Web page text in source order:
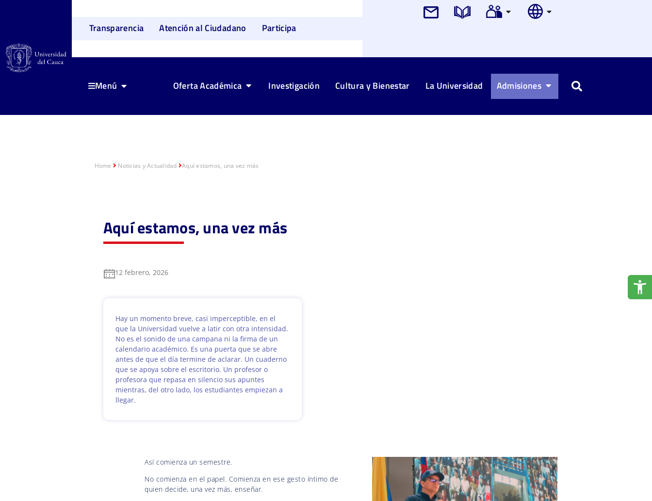
Transparencia Atención al Ciudadano Participa
Menú Oferta Académica Investigación Cultura y Bienestar La Universidad Admisiones Buscar
Home Noticias y Actualidad Aquí estamos, una vez más
Aquí estamos, una vez más
12 febrero, 2026
Hay un momento breve, casi imperceptible, en el
que la Universidad vuelve a latir con otra intensidad.
No es el sonido de una campana ni la firma de un
calendario académico. Es una puerta que se abre
antes de que el día termine de aclarar. Un cuaderno
que se apoya sobre el escritorio. Un profesor o
profesora que repasa en silencio sus apuntes
mientras, del otro lado, los estudiantes empiezan a
llegar.
Así comienza un semestre.
No comienza en el papel. Comienza en ese gesto íntimo de
quien decide, una vez más, enseñar.